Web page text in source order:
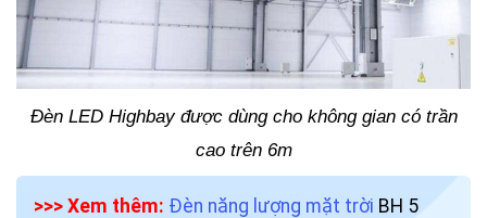
Đèn LED Highbay được dùng cho không gian có trần
cao trên 6m
>>> Xem thêm: Đèn năng lượng mặt trời BH 5